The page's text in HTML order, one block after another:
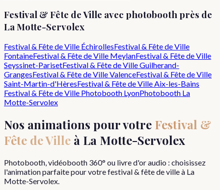
Festival & Fête de Ville avec photobooth près de
La Motte-Servolex
Festival & Fête de Ville ÉchirollesFestival & Fête de Ville
FontaineFestival & Fête de Ville MeylanFestival & Fête de Ville
Seyssinet-ParisetFestival & Fête de VilleGuilherand-
GrangesFestival & Fête de VilleValenceFestival & Fête de Ville
Saint-Martin-d'HèresFestival & Fête de VilleAix-les-Bains
Festival & Fête de Ville Photobooth LyonPhotobooth La
Motte-Servolex
Nos animations pour votre Festival &
Fête de Ville à La Motte-Servolex
Photobooth, vidéobooth 360° ou livre d'or audio : choisissez
l'animation parfaite pour votrefestival & fête de villeà La
Motte-Servolex.